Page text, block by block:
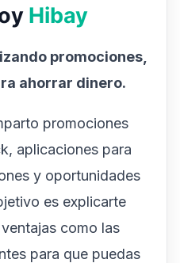
Hibay
promociones,
ahorrar dinero.
promociones
aplicaciones para
y oportunidades
es explicarte
como las
para que puedas